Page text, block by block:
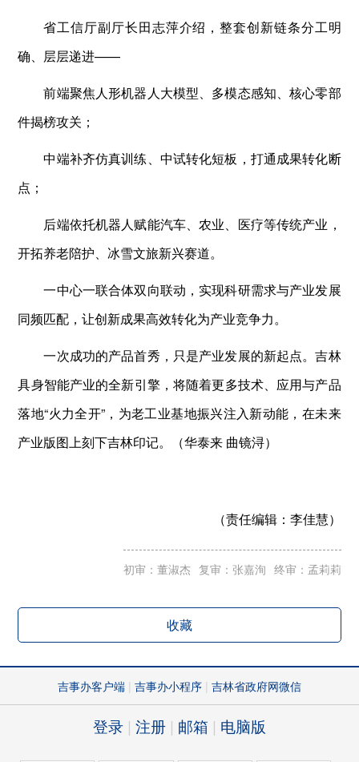
省工信厅副厅长田志萍介绍，整套创新链条分工明
确、层层递进——
前端聚焦人形机器人大模型、多模态感知、核心零部
件揭榜攻关；
中端补齐仿真训练、中试转化短板，打通成果转化断
点；
后端依托机器人赋能汽车、农业、医疗等传统产业，
开拓养老陪护、冰雪文旅新兴赛道。
一中心一联合体双向联动，实现科研需求与产业发展
同频匹配，让创新成果高效转化为产业竞争力。
一次成功的产品首秀，只是产业发展的新起点。吉林
具身智能产业的全新引擎，将随着更多技术、应用与产品
落地“火力全开”，为老工业基地振兴注入新动能，在未来
产业版图上刻下吉林印记。（华泰来 曲镜浔）
（责任编辑： 李佳慧）
初审：董淑杰 复审：张嘉洵 终审：孟莉莉
收藏